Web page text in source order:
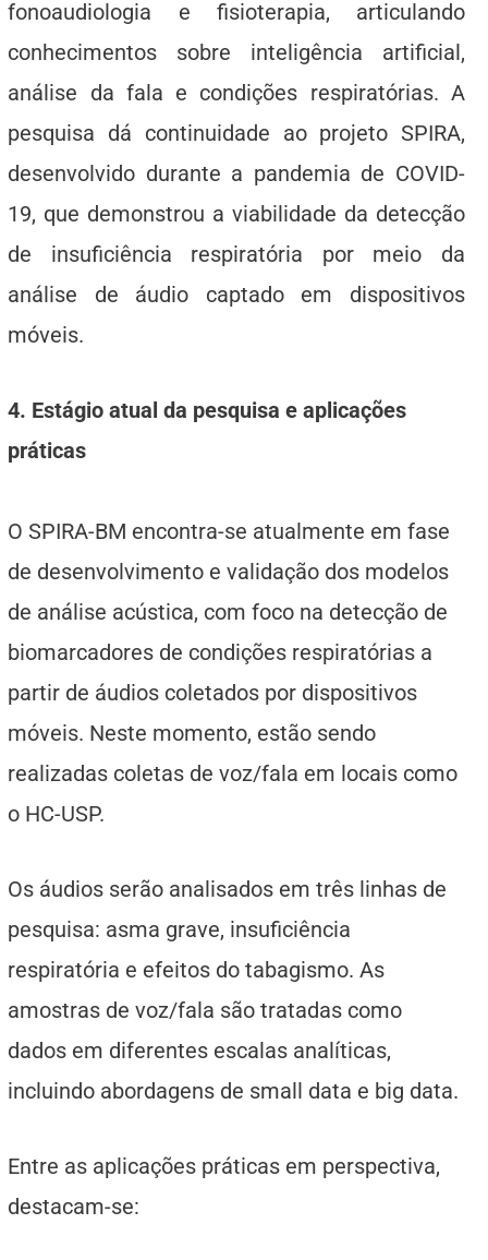
fonoaudiologia e fisioterapia, articulando
conhecimentos sobre inteligência artificial,
análise da fala e condições respiratórias. A
pesquisa dá continuidade ao projeto SPIRA,
desenvolvido durante a pandemia de COVID-
19, que demonstrou a viabilidade da detecção
de insuficiência respiratória por meio da
análise de áudio captado em dispositivos
móveis.
4. Estágio atual da pesquisa e aplicações
práticas
O SPIRA-BM encontra-se atualmente em fase
de desenvolvimento e validação dos modelos
de análise acústica, com foco na detecção de
biomarcadores de condições respiratórias a
partir de áudios coletados por dispositivos
móveis. Neste momento, estão sendo
realizadas coletas de voz/fala em locais como
o HC-USP.
Os áudios serão analisados em três linhas de
pesquisa: asma grave, insuficiência
respiratória e efeitos do tabagismo. As
amostras de voz/fala são tratadas como
dados em diferentes escalas analíticas,
incluindo abordagens de small data e big data.
Entre as aplicações práticas em perspectiva,
destacam-se: